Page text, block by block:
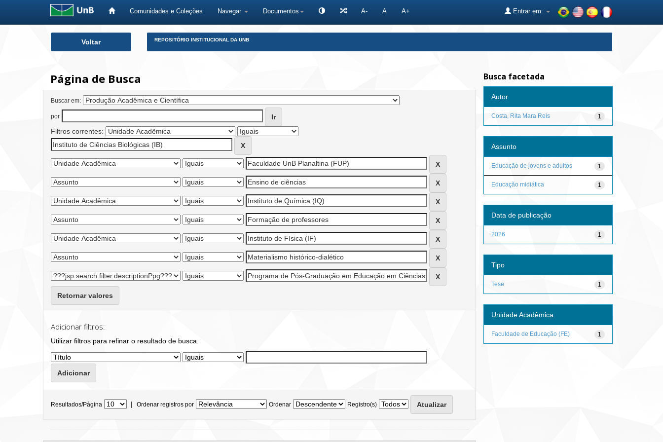
Comunidades e Coleções Navegar Documentos A- A A+ Entrar em:
Voltar REPOSITÓRIO INSTITUCIONAL DA UNB
Página de Busca
Buscar em:
por
Filtros correntes:
Retornar valores
Adicionar filtros:
Utilizar filtros para refinar o resultado de busca.
Resultados/Página | Ordenar registros por Ordenar Registro(s)
Busca facetada
Autor
1
Costa, Rita Mara Reis
Assunto
1
Educação de jovens e adultos
1
Educação midiática
Data de publicação
1
2026
Tipo
1
Tese
Unidade Acadêmica
1
Faculdade de Educação (FE)